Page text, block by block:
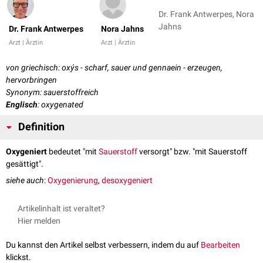
Dr. Frank Antwerpes
Arzt | Ärztin
Nora Jahns
Arzt | Ärztin
Dr. Frank Antwerpes, Nora
Jahns
von griechisch: oxýs - scharf, sauer und gennaein - erzeugen,
hervorbringen
Synonym: sauerstoffreich
Englisch: oxygenated
Definition
Oxygeniert bedeutet "mitSauerstoffversorgt" bzw. "mit Sauerstoff
gesättigt".
siehe auch:Oxygenierung, desoxygeniert
Artikelinhalt ist veraltet?
Hier melden
Du kannst den Artikel selbst verbessern, indem du auf Bearbeiten
klickst.